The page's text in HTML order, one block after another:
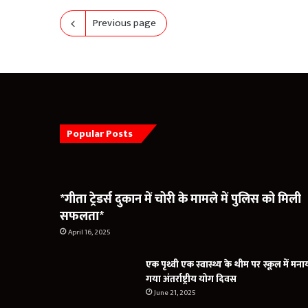
Previous page
Popular Posts
*गीता ट्रेडर्स दुकान में चोरी के मामले में पुलिस को मिली
सफलता*
April 16, 2025
एक पृथ्वी एक स्वास्थ्य के थीम पर स्कूल में
गया अंतर्राष्ट्रीय योग दिवस
June 21, 2025